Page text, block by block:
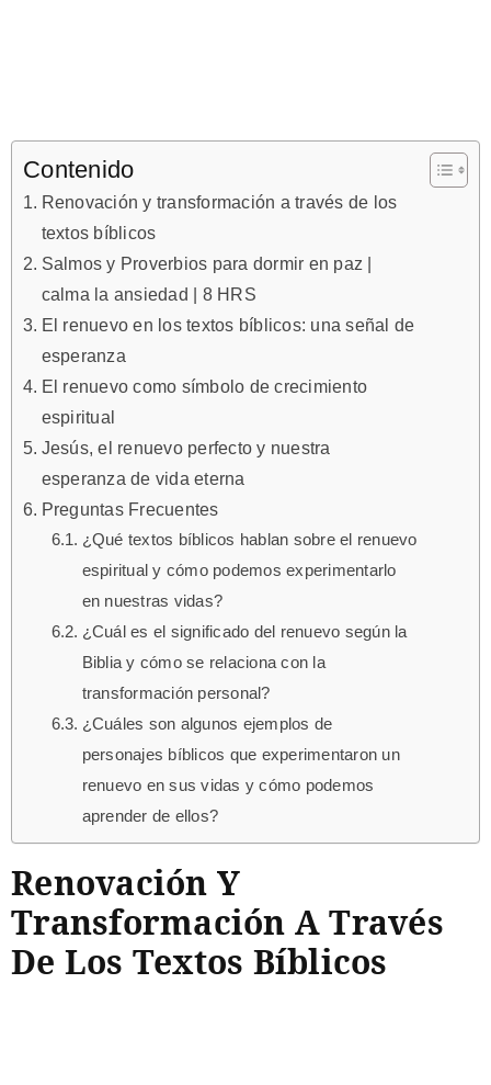
Contenido
Renovación y transformación a través de los
textos bíblicos
Salmos y Proverbios para dormir en paz |
calma la ansiedad | 8 HRS
El renuevo en los textos bíblicos: una señal de
esperanza
El renuevo como símbolo de crecimiento
espiritual
Jesús, el renuevo perfecto y nuestra
esperanza de vida eterna
Preguntas Frecuentes
¿Qué textos bíblicos hablan sobre el renuevo
espiritual y cómo podemos experimentarlo
en nuestras vidas?
¿Cuál es el significado del renuevo según la
Biblia y cómo se relaciona con la
transformación personal?
¿Cuáles son algunos ejemplos de
personajes bíblicos que experimentaron un
renuevo en sus vidas y cómo podemos
aprender de ellos?
Renovación Y
Transformación A Través
De Los Textos Bíblicos